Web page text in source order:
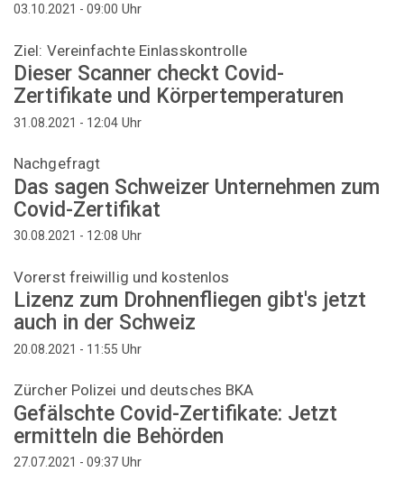
03.10.2021 - 09:00 Uhr
Ziel: Vereinfachte Einlasskontrolle
Dieser Scanner checkt Covid-
Zertifikate und Körpertemperaturen
31.08.2021 - 12:04 Uhr
Nachgefragt
Das sagen Schweizer Unternehmen zum
Covid-Zertifikat
30.08.2021 - 12:08 Uhr
Vorerst freiwillig und kostenlos
Lizenz zum Drohnenfliegen gibt's jetzt
auch in der Schweiz
20.08.2021 - 11:55 Uhr
Zürcher Polizei und deutsches BKA
Gefälschte Covid-Zertifikate: Jetzt
ermitteln die Behörden
27.07.2021 - 09:37 Uhr